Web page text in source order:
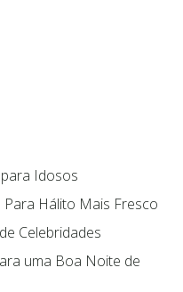
Idosos
Para Hálito Mais Fresco
Celebridades
uma Boa Noite de